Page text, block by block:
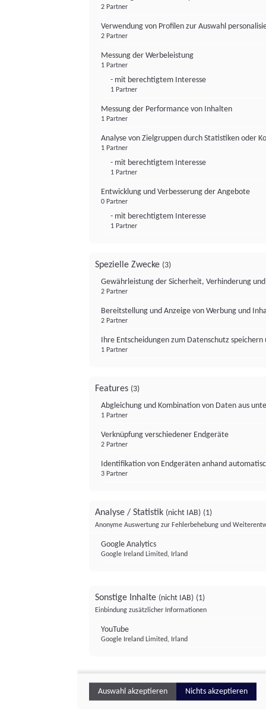
2 Partner
Verwendung von Profilen zur Auswahl
2 Partner
Messung der Werbeleistung
1 Partner
- mit berechtigtem Interesse
1 Partner
Messung der Performance von Inhalten
1 Partner
Analyse von Zielgruppen durch Statistiken oder
1 Partner
- mit berechtigtem Interesse
1 Partner
Entwicklung und Verbesserung der Angebote
0 Partner
- mit berechtigtem Interesse
1 Partner
Spezielle Zwecke (3)
Gewährleistung der Sicherheit, Verhinderung
2 Partner
Bereitstellung und Anzeige von Werbung und
2 Partner
Ihre Entscheidungen zum Datenschutz
1 Partner
Features (3)
Abgleichung und Kombination von Daten aus
1 Partner
Verknüpfung verschiedener Endgeräte
2 Partner
Identifikation von Endgeräten anhand
3 Partner
Analyse / Statistik (nicht IAB) (1)
Anonyme Auswertung zur Fehlerbehebung und
Google Analytics
Google Ireland Limited, Irland
Sonstige Inhalte (nicht IAB) (1)
Einbindung zusätzlicher Informationen
YouTube
Google Ireland Limited, Irland
Auswahl akzeptieren Nichts akzeptieren